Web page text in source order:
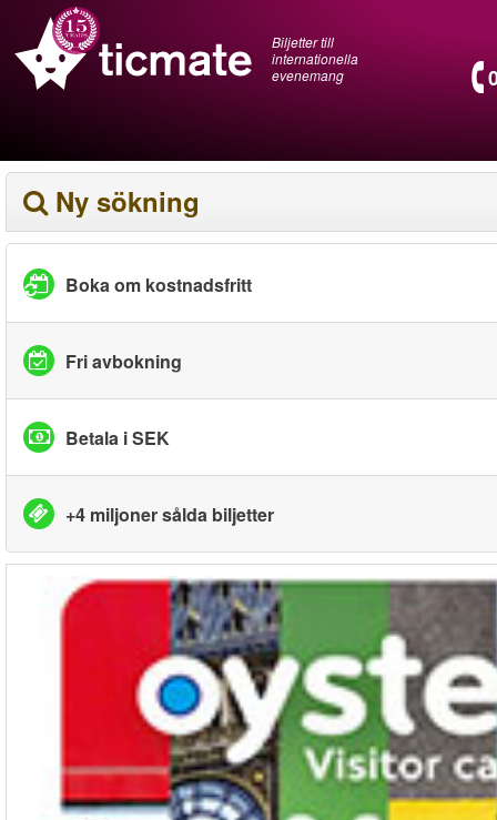
Biljetter till
internationella
evenemang
Ny sökning
Boka om kostnadsfritt
Fri avbokning
Betala i SEK
+4 miljoner sålda biljetter